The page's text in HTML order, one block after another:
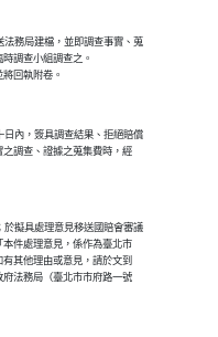
務局建檔，並即調查事實、蒐
時調查小組調查之。
內，簽具調查結果、拒絕賠償
之調查、證據之蒐集費時，經
於擬具處理意見移送國賠會審議
本件處理意見，係作為臺北市
有其他理由或意見，請於文到
府法務局（臺北市市府路一號